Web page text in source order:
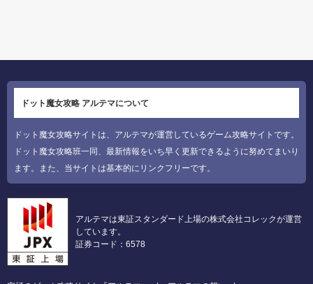
ドット魔女攻略 アルテマについて
ドット魔女攻略サイトは、アルテマが運営しているゲーム攻略サイトです。
ドット魔女攻略班一同、最新情報をいち早く更新できるように努めてまいり
ます。また、当サイトは基本的にリンクフリーです。
アルテマは東証スタンダード上場の株式会社コレックが運営
しています。
証券コード：6578